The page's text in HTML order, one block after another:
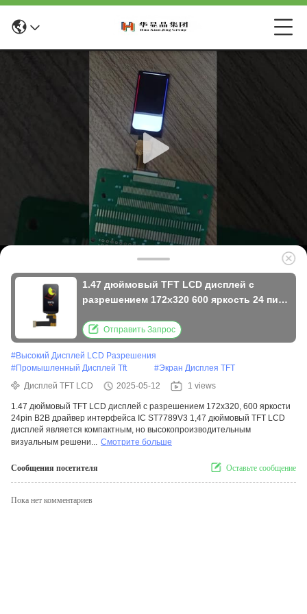
1.47 дюймовый TFT LCD дисплей с
разрешением 172x320 600 яркость 24 пин
Отправить Запрос
#Высокий Дисплей LCD Разрешения
#Промышленный Дисплей Tft #Экран Дисплея TFT
Дисплей TFT LCD
2025-05-12 1 views
1.47 дюймовый TFT LCD дисплей с разрешением 172x320, 600 яркости
24pin B2B драйвер интерфейса IC ST7789V3 1,47 дюймовый TFT LCD
дисплей является компактным, но высокопроизводительным
визуальным решени... Смотрите больше
Сообщения посетителя Оставьте сообщение
Пока нет комментариев